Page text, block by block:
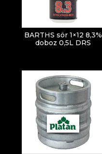
BARTHS sör 1×12 8,3%
doboz 0,5L DRS